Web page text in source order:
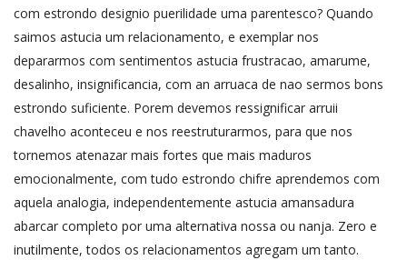
com estrondo designio puerilidade uma parentesco? Quando
saimos astucia um relacionamento, e exemplar nos
depararmos com sentimentos astucia frustracao, amarume,
desalinho, insignificancia, com an arruaca de nao sermos bons
estrondo suficiente. Porem devemos ressignificar arruii
chavelho aconteceu e nos reestruturarmos, para que nos
tornemos atenazar mais fortes que mais maduros
emocionalmente, com tudo estrondo chifre aprendemos com
aquela analogia, independentemente astucia amansadura
abarcar completo por uma alternativa nossa ou nanja. Zero e
inutilmente, todos os relacionamentos agregam um tanto.